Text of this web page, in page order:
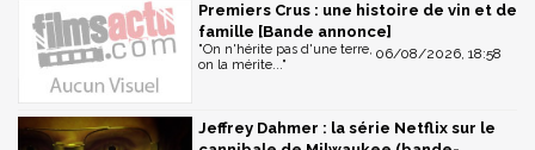
Premiers Crus : une histoire de vin et de
famille [Bande annonce]
06/08/2026, 18:58
"On n'hérite pas d'une terre,
on la mérite..."
Jeffrey Dahmer : la série Netflix sur le